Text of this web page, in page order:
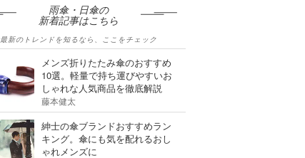
雨傘・日傘の
新着記事はこちら
最新のトレンドを知るなら、ここをチェック
メンズ折りたたみ傘のおすすめ
10選。軽量で持ち運びやすいお
しゃれな人気商品を徹底解説
藤本健太
紳士の傘ブランドおすすめラン
キング。傘にも気を配れるおし
ゃれメンズに